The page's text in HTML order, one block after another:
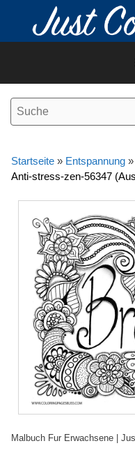
Inhalt
Startseite » Entspannung »
Anti-stress-zen-56347
Malbuch Fur Erwachsene |